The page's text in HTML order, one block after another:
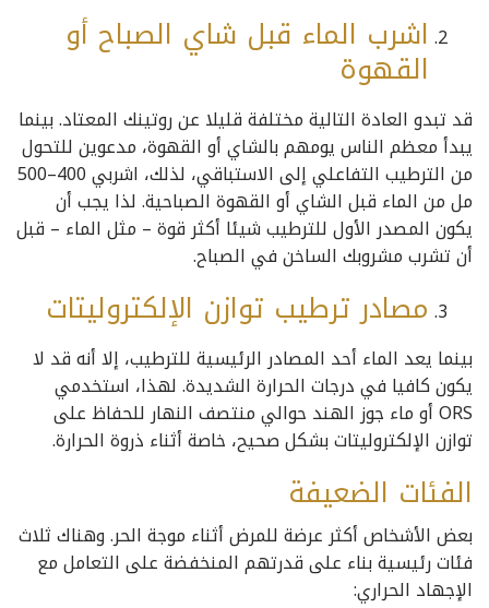
اشرب الماء قبل شاي الصباح أو
القهوة
قد تبدو العادة التالية مختلفة قليلا عن روتينك المعتاد. بينما
يبدأ معظم الناس يومهم بالشاي أو القهوة، مدعوين للتحول
من الترطيب التفاعلي إلى الاستباقي، لذلك، اشربي 400–500
مل من الماء قبل الشاي أو القهوة الصباحية. لذا يجب أن
يكون المصدر الأول للترطيب شيئا أكثر قوة – مثل الماء – قبل
أن تشرب مشروبك الساخن في الصباح.
مصادر ترطيب توازن الإلكتروليتات
بينما يعد الماء أحد المصادر الرئيسية للترطيب، إلا أنه قد لا
يكون كافيا في درجات الحرارة الشديدة. لهذا، استخدمي
ORS أو ماء جوز الهند حوالي منتصف النهار للحفاظ على
توازن الإلكتروليتات بشكل صحيح، خاصة أثناء ذروة الحرارة.
الفئات الضعيفة
بعض الأشخاص أكثر عرضة للمرض أثناء موجة الحر. وهناك ثلاث
فئات رئيسية بناء على قدرتهم المنخفضة على التعامل مع
الإجهاد الحراري: